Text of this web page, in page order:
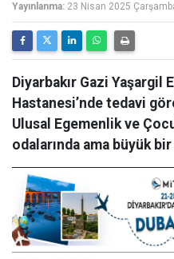
Yayınlanma: 23 Nisan 2025
Diyarbakır Gazi Yaşargil
Hastanesi’nde tedavi
Ulusal Egemenlik ve
odalarında ama büyük